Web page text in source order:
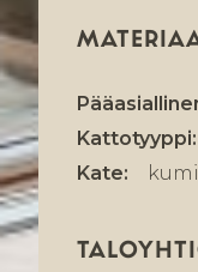
Kattotyyppi:
Kate: